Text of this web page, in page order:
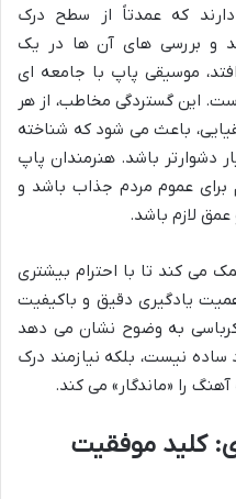
که عمدتاً از سطح درک
نقد و بررسی های آن ها در یک
موسیقی پاپ با جامعه ای
این گستردگی مخاطب، از هر
باعث می شود که شناخته
دشوارتر باشد. هنرمندان پاپ
برای عموم مردم جذاب باشد و
لازم باشد.
می کند تا با احترام بیشتری
یادگیری دقیق و باکیفیت
به وضوح نشان می دهد
نیست، بلکه نیازمند درک
را «ماندگار» می کند.
کلید موفقیت